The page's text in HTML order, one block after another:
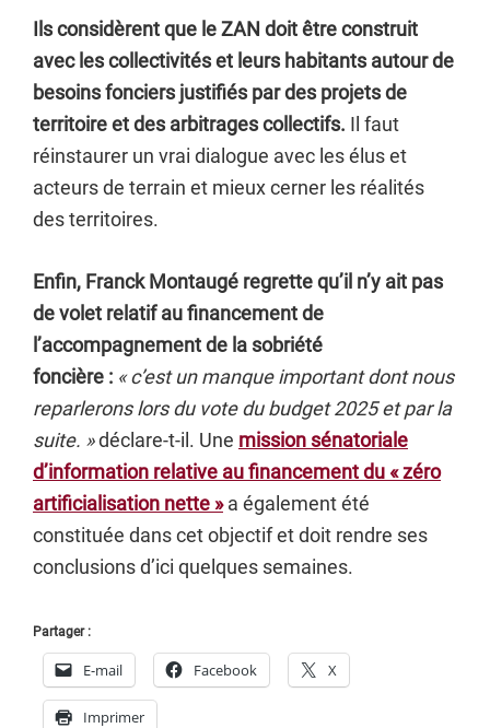
Ils considèrent que le ZAN doit être construit
avec les collectivités et leurs habitants autour de
besoins fonciers justifiés par des projets de
territoire et des arbitrages collectifs. Il faut
réinstaurer un vrai dialogue avec les élus et
acteurs de terrain et mieux cerner les réalités
des territoires.
Enfin, Franck Montaugé regrette qu’il n’y ait pas
de volet relatif au financement de
l’accompagnement de la sobriété
foncière : « c’est un manque important dont nous
reparlerons lors du vote du budget 2025 et par la
suite. »déclare-t-il. Une mission sénatoriale
d’information relative au financement du « zéro
artificialisation nette »a également été
constituée dans cet objectif et doit rendre ses
conclusions d’ici quelques semaines.
Partager :
E-mail Facebook X
Imprimer